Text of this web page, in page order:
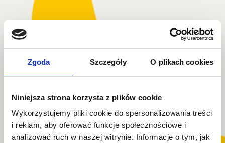
Zgoda Szczegóły O plikach cookies
Niniejsza strona korzysta z plików cookie
Wykorzystujemy pliki cookie do spersonalizowania treści
i reklam, aby oferować funkcje społecznościowe i
analizować ruch w naszej witrynie. Informacje o tym, jak